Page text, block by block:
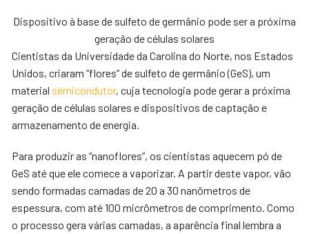
Dispositivo à base de sulfeto de germânio pode ser a próxima
geração de células solares
Cientistas da Universidade da Carolina do Norte, nos Estados
Unidos, criaram “flores” de sulfeto de germânio (GeS), um
material semicondutor, cuja tecnologia pode gerar a próxima
geração de células solares e dispositivos de captação e
armazenamento de energia.
Para produzir as “nanoflores”, os cientistas aquecem pó de
GeS até que ele comece a vaporizar. A partir deste vapor, vão
sendo formadas camadas de 20 a 30 nanômetros de
espessura, com até 100 micrômetros de comprimento. Como
o processo gera várias camadas, a aparência final lembra a